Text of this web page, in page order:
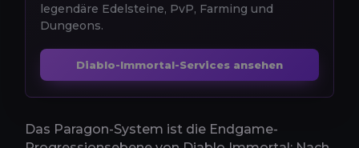
legendäre Edelsteine, PvP, Farming und
Dungeons.
Diablo-Immortal-Services ansehen
Das Paragon-System ist die Endgame-